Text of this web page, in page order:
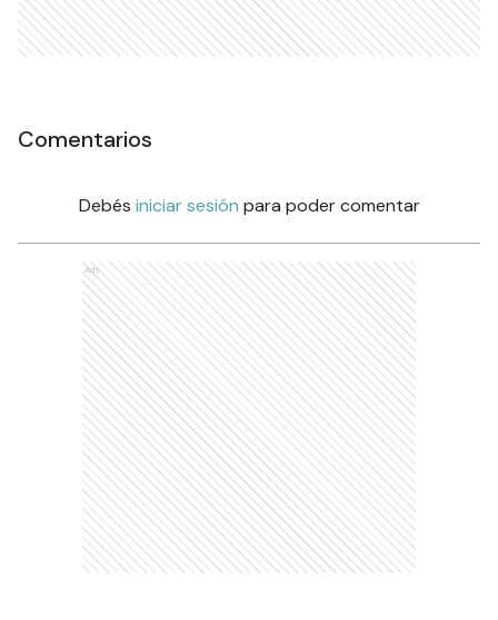
Comentarios
Debés iniciar sesión para poder comentar
Ads